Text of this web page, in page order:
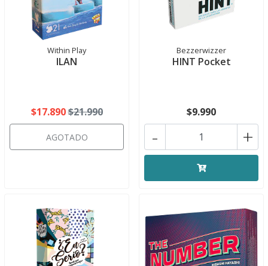
Within Play
ILAN
$17.890$21.990
AGOTADO
Bezzerwizzer
HINT Pocket
$9.990
+
-